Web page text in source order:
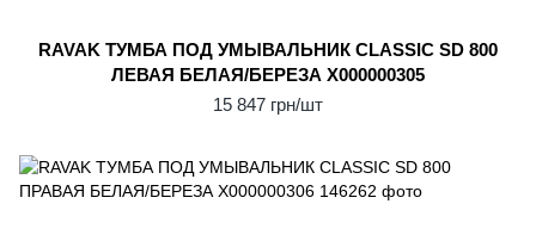
RAVAK ТУМБА ПОД УМЫВАЛЬНИК CLASSIC SD 800
ЛЕВАЯ БЕЛАЯ/БЕРЕЗА X000000305
15 847 грн/шт